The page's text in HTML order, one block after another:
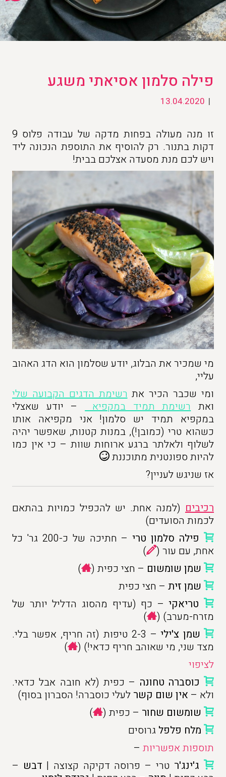
פילה סלמון אסיאתי משגע
|
13.04.2020
זו מנה מעולה בפחות מדקה של עבודה פלוס 9
דקות בתנור. רק להוסיף את התוספת הנכונה ליד
ויש לכם מנת מסעדה אצלכם בבית!
מי שמכיר את הבלוג, יודע שסלמון הוא הדג האהוב
עליי,
ומי שכבר הכיר אתרשימת הדגים הקבועה שלי
ואתרשימת תמיד במקפיא– יודע שאצלי
במקפיא תמיד יש סלמון! אני מקפיאה אותו
כשהוא טרי (כמובן!), במנות קטנות, שאפשר יהיה
לשלוף ולאלתר ברגע ארוחות שוות – כי אין כמו
להיות ספונטנית מתוכננת
אז שניגש לעניין?
רכיבים (למנה אחת. יש להכפיל כמויות בהתאם
לכמות הסועדים)
פילה סלמון טרי
– חתיכה של כ-200 גר' כל
אחת, עם עור (
)
שמן שומשום – חצי כפית (
)
שמן זית – חצי כפית
טריאקי– כף (עדיף מהסוג הדליל יותר של
מזרח-מערב) (
)
שמן צ'ילי
– 2-3 טיפות (זה חריף, אפשר בלי.
מצד שני, מי שאוהב חריף כדאי!) (
)
לציפוי
כוסברה טחונה – כפית (לא חובה אבל כדאי.
ולא – אין שום קשר לעלי כוסברה! הסברון בסוף)
שומשום שחור – כפית (
)
מלח פלפל גרוסים
תוספות אפשריות –
ג'ינג'ר טרי – פרוסה דקיקה קצוצה | דבש –